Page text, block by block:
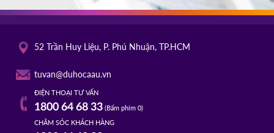
52 Trần Huy Liệu, P. Phú Nhuận, TP.HCM
tuvan@duhocaau.vn
ĐIỆN THOẠI TƯ VẤN
1800 64 68 33(Bấm phím 0)
CHĂM SÓC KHÁCH HÀNG